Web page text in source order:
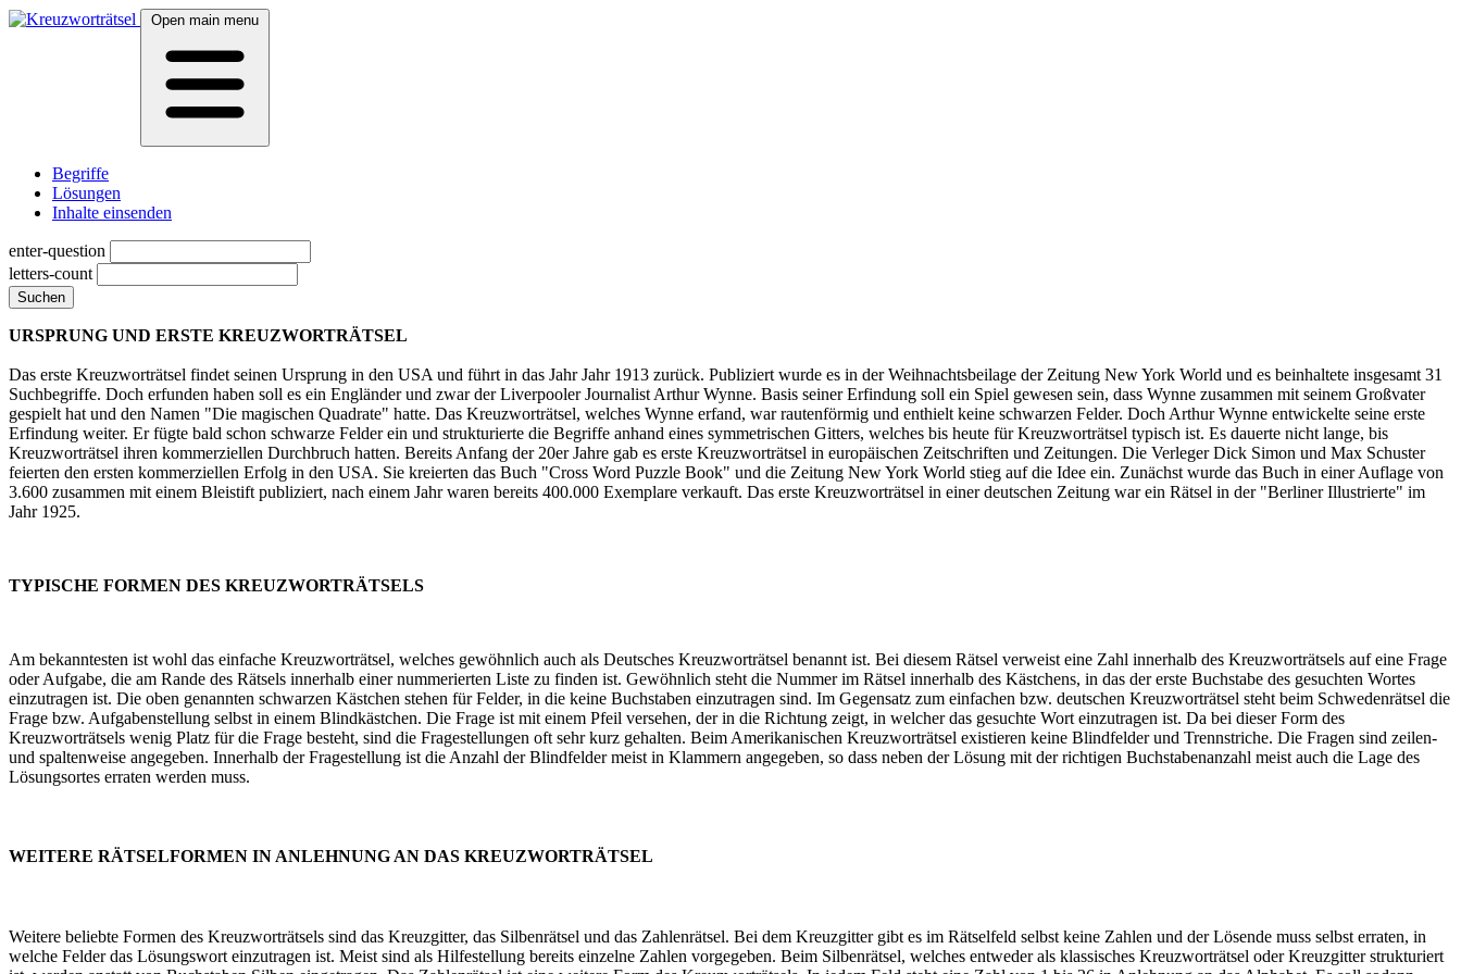
Open main menu
Begriffe
Lösungen
Inhalte einsenden
enter-question
letters-count
Suchen
URSPRUNG UND ERSTE KREUZWORTRÄTSEL
Das erste Kreuzworträtsel findet seinen Ursprung in den USA und führt in das Jahr Jahr 1913 zurück. Publiziert wurde es in der Weihnachtsbeilage der Zeitung New York World und es beinhaltete insgesamt 31
Suchbegriffe. Doch erfunden haben soll es ein Engländer und zwar der Liverpooler Journalist Arthur Wynne. Basis seiner Erfindung soll ein Spiel gewesen sein, dass Wynne zusammen mit seinem Großvater
gespielt hat und den Namen "Die magischen Quadrate" hatte. Das Kreuzworträtsel, welches Wynne erfand, war rautenförmig und enthielt keine schwarzen Felder. Doch Arthur Wynne entwickelte seine erste
Erfindung weiter. Er fügte bald schon schwarze Felder ein und strukturierte die Begriffe anhand eines symmetrischen Gitters, welches bis heute für Kreuzworträtsel typisch ist. Es dauerte nicht lange, bis
Kreuzworträtsel ihren kommerziellen Durchbruch hatten. Bereits Anfang der 20er Jahre gab es erste Kreuzworträtsel in europäischen Zeitschriften und Zeitungen. Die Verleger Dick Simon und Max Schuster
feierten den ersten kommerziellen Erfolg in den USA. Sie kreierten das Buch "Cross Word Puzzle Book" und die Zeitung New York World stieg auf die Idee ein. Zunächst wurde das Buch in einer Auflage von
3.600 zusammen mit einem Bleistift publiziert, nach einem Jahr waren bereits 400.000 Exemplare verkauft. Das erste Kreuzworträtsel in einer deutschen Zeitung war ein Rätsel in der "Berliner Illustrierte" im
Jahr 1925.
TYPISCHE FORMEN DES KREUZWORTRÄTSELS
Am bekanntesten ist wohl das einfache Kreuzworträtsel, welches gewöhnlich auch als Deutsches Kreuzworträtsel benannt ist. Bei diesem Rätsel verweist eine Zahl innerhalb des Kreuzworträtsels auf eine Frage
oder Aufgabe, die am Rande des Rätsels innerhalb einer nummerierten Liste zu finden ist. Gewöhnlich steht die Nummer im Rätsel innerhalb des Kästchens, in das der erste Buchstabe des gesuchten Wortes
einzutragen ist. Die oben genannten schwarzen Kästchen stehen für Felder, in die keine Buchstaben einzutragen sind. Im Gegensatz zum einfachen bzw. deutschen Kreuzworträtsel steht beim Schwedenrätsel die
Frage bzw. Aufgabenstellung selbst in einem Blindkästchen. Die Frage ist mit einem Pfeil versehen, der in die Richtung zeigt, in welcher das gesuchte Wort einzutragen ist. Da bei dieser Form des
Kreuzworträtsels wenig Platz für die Frage besteht, sind die Fragestellungen oft sehr kurz gehalten. Beim Amerikanischen Kreuzworträtsel existieren keine Blindfelder und Trennstriche. Die Fragen sind zeilen-
und spaltenweise angegeben. Innerhalb der Fragestellung ist die Anzahl der Blindfelder meist in Klammern angegeben, so dass neben der Lösung mit der richtigen Buchstabenanzahl meist auch die Lage des
Lösungsortes erraten werden muss.
WEITERE RÄTSELFORMEN IN ANLEHNUNG AN DAS KREUZWORTRÄTSEL
Weitere beliebte Formen des Kreuzworträtsels sind das Kreuzgitter, das Silbenrätsel und das Zahlenrätsel. Bei dem Kreuzgitter gibt es im Rätselfeld selbst keine Zahlen und der Lösende muss selbst erraten, in
welche Felder das Lösungswort einzutragen ist. Meist sind als Hilfestellung bereits einzelne Zahlen vorgegeben. Beim Silbenrätsel, welches entweder als klassisches Kreuzworträtsel oder Kreuzgitter strukturiert